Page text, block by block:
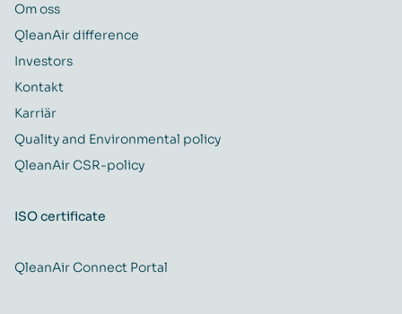
Om oss
QleanAir difference
Investors
Kontakt
Karriär
Quality and Environmental policy
QleanAir CSR-policy
ISO certificate
QleanAir Connect Portal